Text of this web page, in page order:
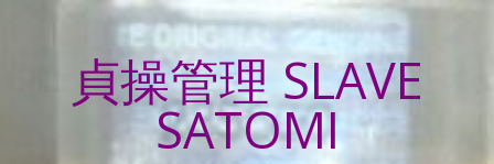
貞操管理 SLAVE
SATOMI